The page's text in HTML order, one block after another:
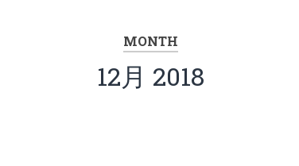
MONTH
12月 2018